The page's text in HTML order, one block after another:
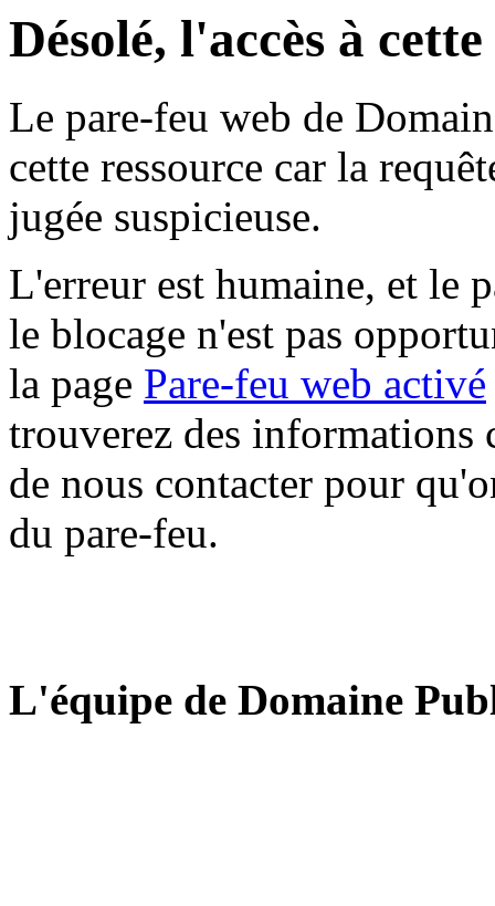
Désolé, l'accès à
Le pare-feu web de
cette ressource car la
jugée suspicieuse.
L'erreur est humaine, et le
le blocage n'est pas
la page Pare-feu web activé
trouverez des informations
de nous contacter pour
du pare-feu.
L'équipe de Domaine